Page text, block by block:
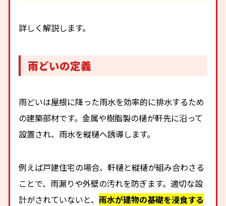
詳しく解説します。
雨どいの定義
雨どいは屋根に降った雨水を効率的に排水するため
の建築部材です。金属や樹脂製の樋が軒先に沿って
設置され、雨水を縦樋へ誘導します。
例えば戸建住宅の場合、軒樋と縦樋が組み合わさる
ことで、雨漏りや外壁の汚れを防ぎます。適切な設
計がされていないと、雨水が建物の基礎を浸食する